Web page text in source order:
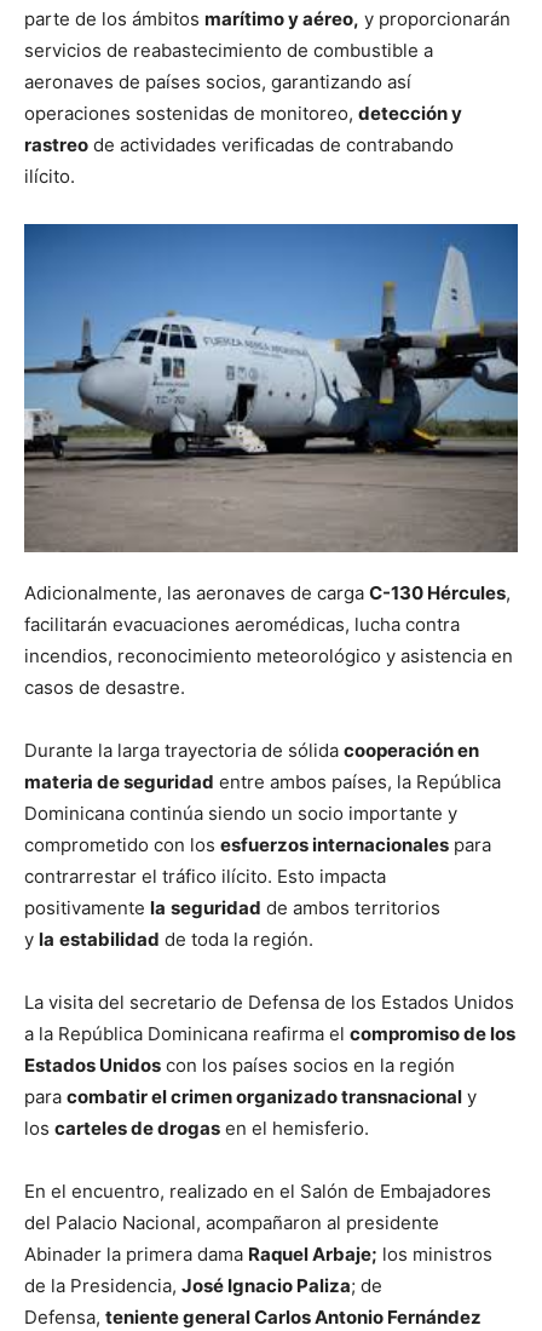
parte de los ámbitos marítimo y aéreo, y proporcionarán
servicios de reabastecimiento de combustible a
aeronaves de países socios, garantizando así
operaciones sostenidas de monitoreo, detección y
rastreo de actividades verificadas de contrabando
ilícito.
Adicionalmente, las aeronaves de carga C-130 Hércules,
facilitarán evacuaciones aeromédicas, lucha contra
incendios, reconocimiento meteorológico y asistencia en
casos de desastre.
Durante la larga trayectoria de sólida cooperación en
materia de seguridad entre ambos países, la República
Dominicana continúa siendo un socio importante y
comprometido con los esfuerzos internacionales para
contrarrestar el tráfico ilícito. Esto impacta
positivamente la seguridad de ambos territorios
y la estabilidad de toda la región.
La visita del secretario de Defensa de los Estados Unidos
a la República Dominicana reafirma el compromiso de los
Estados Unidos con los países socios en la región
para combatir el crimen organizado transnacional y
los carteles de drogas en el hemisferio.
En el encuentro, realizado en el Salón de Embajadores
del Palacio Nacional, acompañaron al presidente
Abinader la primera dama Raquel Arbaje; los ministros
de la Presidencia, José Ignacio Paliza; de
Defensa, teniente general Carlos Antonio Fernández